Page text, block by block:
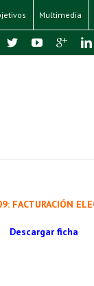
Multimedia
FACTURACIÓN
Descargar ficha